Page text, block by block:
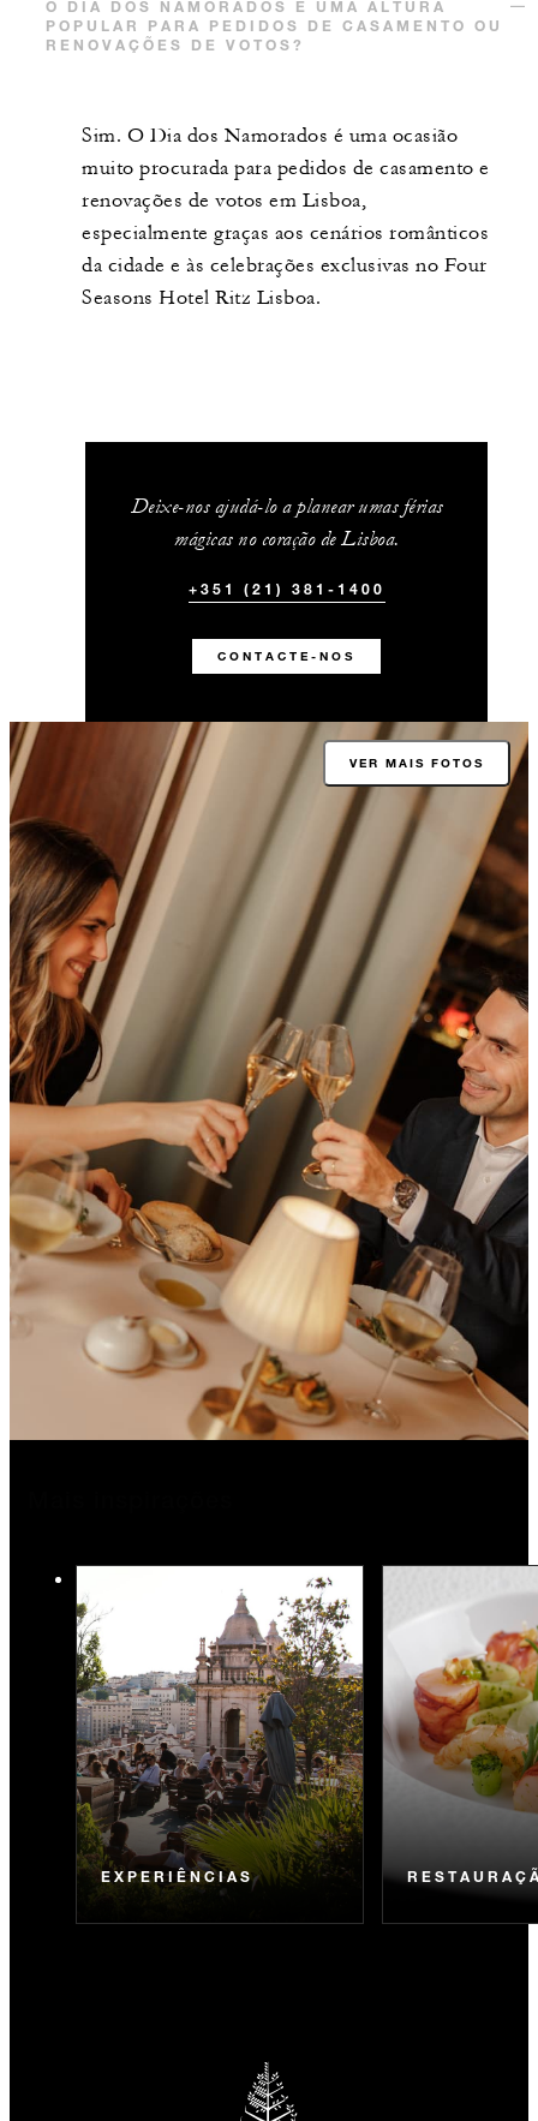
O DIA DOS NAMORADOS É UMA ALTURA
POPULAR PARA PEDIDOS DE CASAMENTO OU
RENOVAÇÕES DE VOTOS?
Sim. O Dia dos Namorados é uma ocasião
muito procurada para pedidos de casamento e
renovações de votos em Lisboa,
especialmente graças aos cenários românticos
da cidade e às celebrações exclusivas no Four
Seasons Hotel Ritz Lisboa.
Deixe-nos ajudá-lo a planear umas férias
mágicas no coração de Lisboa.
+351 (21) 381-1400
CONTACTE-NOS
VER MAIS FOTOS
EXPERIÊNCIAS